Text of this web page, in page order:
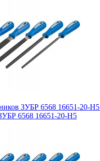
ЗУБР 6568 16651-20-H5
6568 16651-20-H5